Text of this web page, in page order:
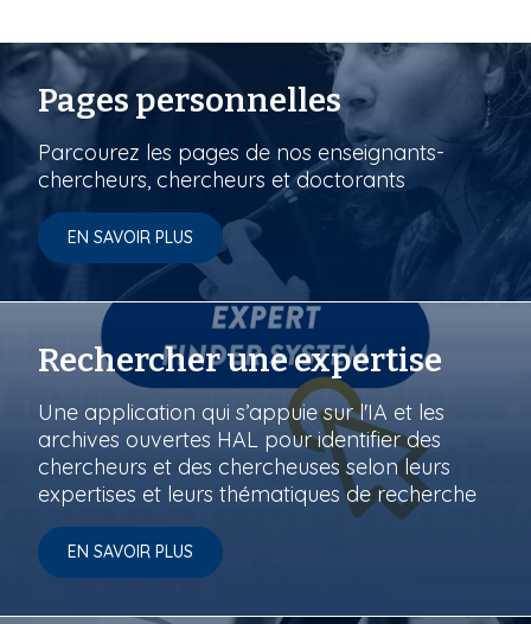
Pages personnelles
Parcourez les pages de nos enseignants-
chercheurs, chercheurs et doctorants
EN SAVOIR PLUS
Rechercher une expertise
Une application qui s’appuie sur l'IA et les
archives ouvertes HAL pour identifier des
chercheurs et des chercheuses selon leurs
expertises et leurs thématiques de recherche
EN SAVOIR PLUS